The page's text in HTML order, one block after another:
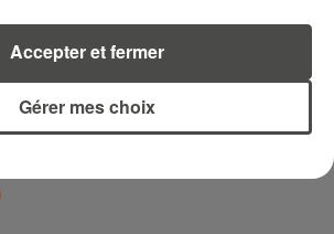
TITOUAN GUIBERT
Gérer mes choix
Accepter et fermer